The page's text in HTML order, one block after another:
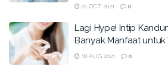
01 OCT 2021 0
Lagi Hype! Intip
Banyak Manfaat untuk
18 AUG 2021 0